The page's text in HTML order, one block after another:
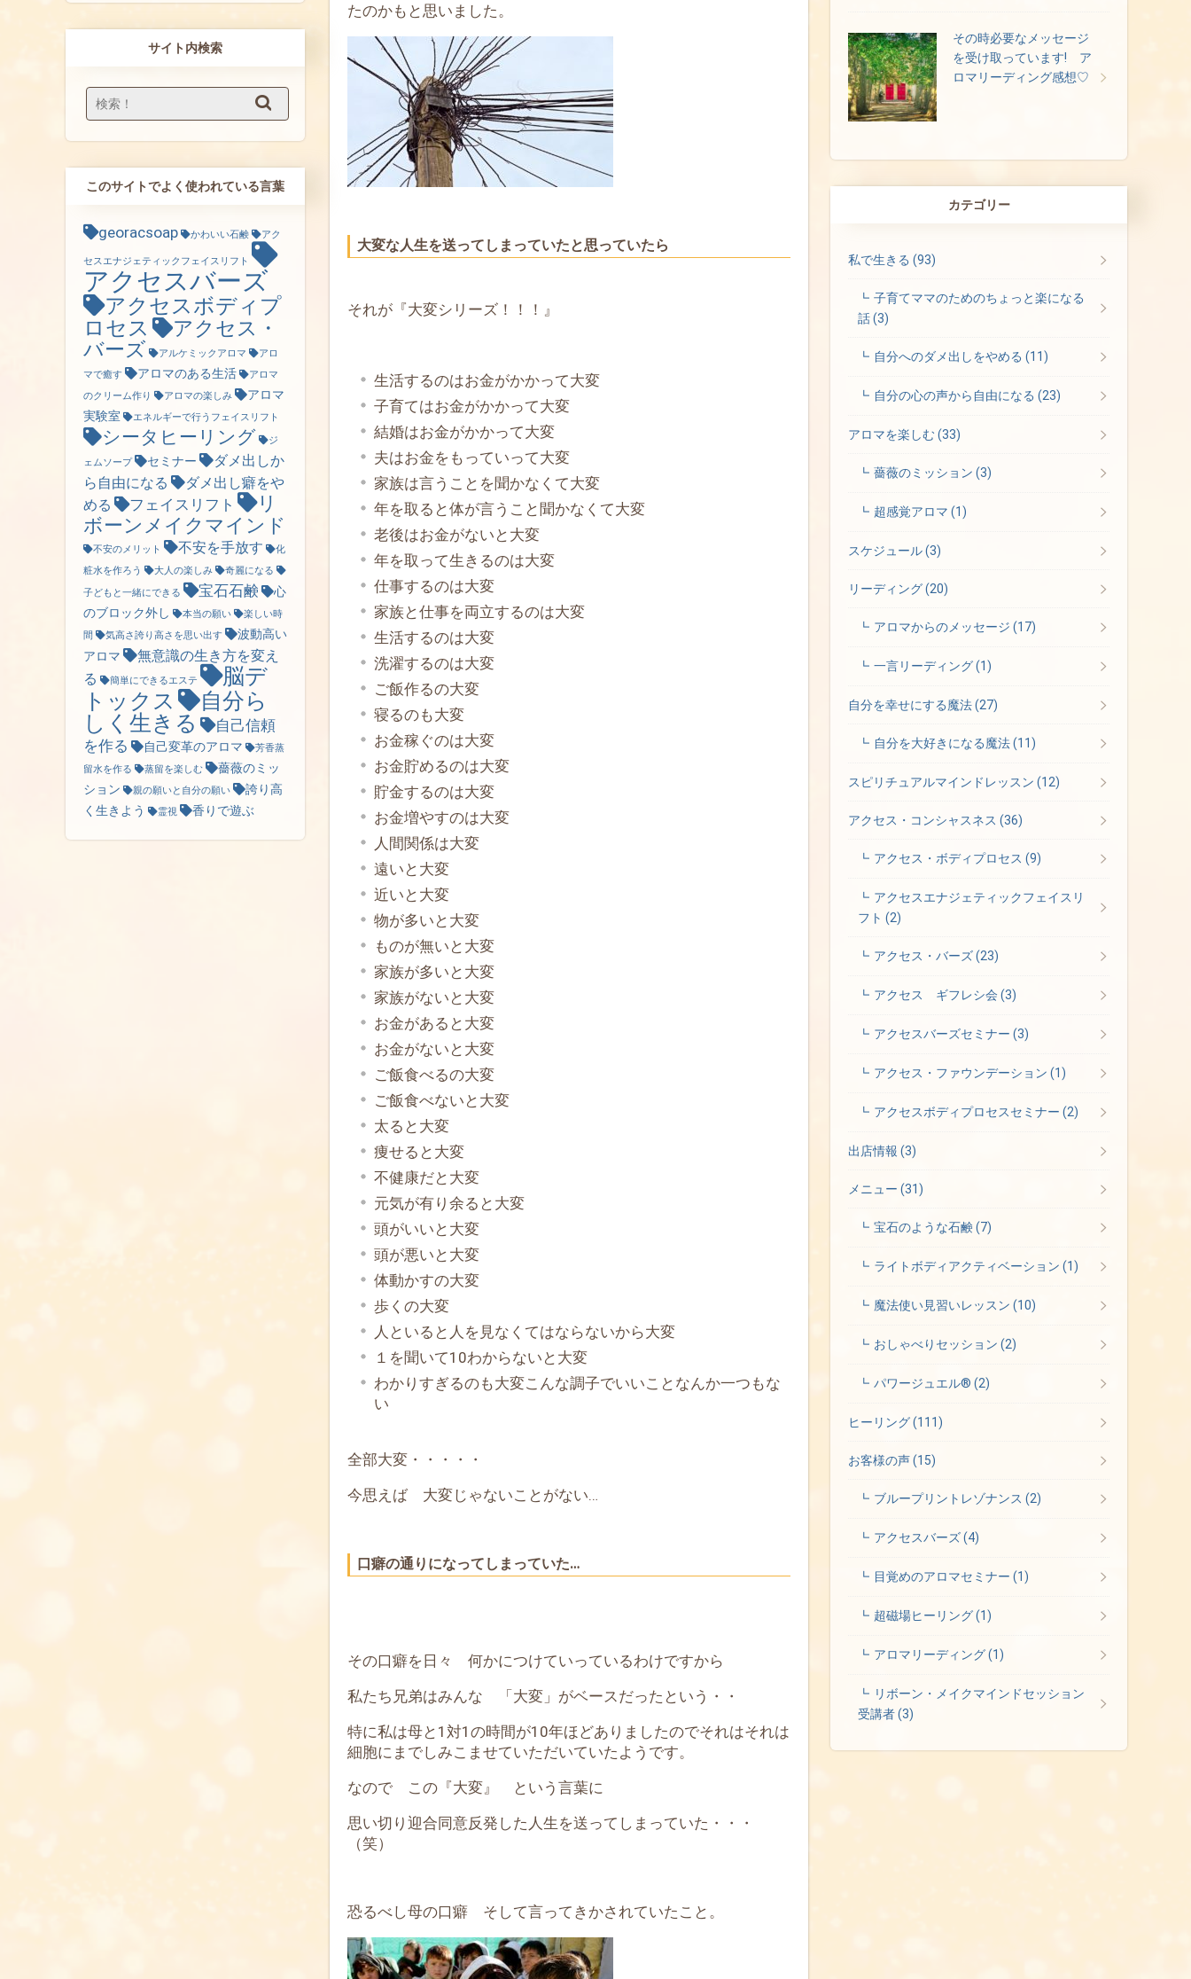
たのかもと思いました。
大変な人生を送ってしまっていたと思っていたら
それが『大変シリーズ！！！』
生活するのはお金がかかって大変
子育てはお金がかかって大変
結婚はお金がかかって大変
夫はお金をもっていって大変
家族は言うことを聞かなくて大変
年を取ると体が言うこと聞かなくて大変
老後はお金がないと大変
年を取って生きるのは大変
仕事するのは大変
家族と仕事を両立するのは大変
生活するのは大変
洗濯するのは大変
ご飯作るの大変
寝るのも大変
お金稼ぐのは大変
お金貯めるのは大変
貯金するのは大変
お金増やすのは大変
人間関係は大変
遠いと大変
近いと大変
物が多いと大変
ものが無いと大変
家族が多いと大変
家族がないと大変
お金があると大変
お金がないと大変
ご飯食べるの大変
ご飯食べないと大変
太ると大変
痩せると大変
不健康だと大変
元気が有り余ると大変
頭がいいと大変
頭が悪いと大変
体動かすの大変
歩くの大変
人といると人を見なくてはならないから大変
１を聞いて10わからないと大変
わかりすぎるのも大変こんな調子でいいことなんか一つもな
い
全部大変・・・・・
今思えば 大変じゃないことがない…
口癖の通りになってしまっていた…
その口癖を日々 何かにつけていっているわけですから
私たち兄弟はみんな 「大変」がベースだったという・・
特に私は母と1対1の時間が10年ほどありましたのでそれはそれは
細胞にまでしみこませていただいていたようです。
なので この『大変』 という言葉に
思い切り迎合同意反発した人生を送ってしまっていた・・・
（笑）
恐るべし母の口癖 そして言ってきかされていたこと。
サイト内検索
このサイトでよく使われている言葉
georacsoap かわいい石鹸 アク
セスエナジェティックフェイスリフト
アクセスバーズ
アクセスボディプ
ロセス
アクセス・
バーズ
アルケミックアロマ
アロ
マで癒す
アロマのある生活
アロマ
のクリーム作り
アロマの楽しみ
アロマ
実験室
エネルギーで行うフェイスリフト
シータヒーリング
ジ
ェムソープ
セミナー
ダメ出しか
ら自由になる
ダメ出し癖をや
める
フェイスリフト
リ
ボーンメイクマインド
不安のメリット 不安を手放す
化
粧水を作ろう
大人の楽しみ
奇麗になる
子どもと一緒にできる
宝石石鹸
心
のブロック外し
本当の願い
楽しい時
間
気高さ誇り高さを思い出す
波動高い
アロマ
無意識の生き方を変え
る
簡単にできるエステ
脳デ
トックス
自分ら
しく生きる
自己信頼
を作る
自己変革のアロマ
芳香蒸
留水を作る
蒸留を楽しむ
薔薇のミッ
ション
親の願いと自分の願い
誇り高
く生きよう
霊視 香りで遊ぶ
その時必要なメッセージ
を受け取っています! ア
ロマリーディング感想♡
カテゴリー
私で生きる (93)
子育てママのためのちょっと楽になる
話(3)
自分へのダメ出しをやめる(11)
自分の心の声から自由になる(23)
アロマを楽しむ(33)
薔薇のミッション(3)
超感覚アロマ(1)
スケジュール(3)
リーディング(20)
アロマからのメッセージ(17)
一言リーディング(1)
自分を幸せにする魔法(27)
自分を大好きになる魔法(11)
スピリチュアルマインドレッスン (12)
アクセス・コンシャスネス (36)
アクセス・ボディプロセス(9)
アクセスエナジェティックフェイスリ
フト(2)
アクセス・バーズ(23)
アクセス ギフレシ会(3)
アクセスバーズセミナー(3)
アクセス・ファウンデーション(1)
アクセスボディプロセスセミナー(2)
出店情報 (3)
メニュー (31)
宝石のような石鹸(7)
ライトボディアクティベーション(1)
魔法使い見習いレッスン(10)
おしゃべりセッション(2)
パワージュエル®(2)
ヒーリング(111)
お客様の声(15)
ブループリントレゾナンス(2)
アクセスバーズ(4)
目覚めのアロマセミナー(1)
超磁場ヒーリング(1)
アロマリーディング(1)
リボーン・メイクマインドセッション
受講者(3)